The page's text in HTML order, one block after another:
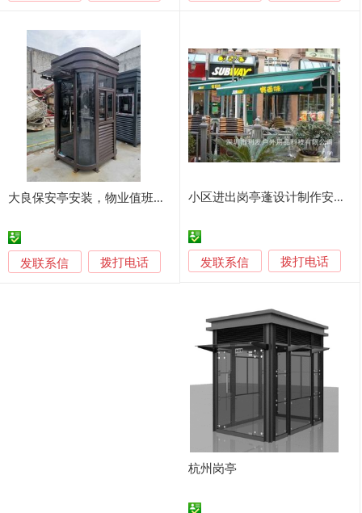
大良保安亭安装，物业值班岗亭，收费专用岗亭厂家报价
发联系信 拨打电话
小区进出岗亭蓬设计制作安装调试省事省时
发联系信 拨打电话
杭州岗亭